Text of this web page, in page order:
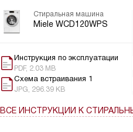
Стиральная машина
Miele WCD120WPS
Инструкция по эксплуатации
PDF, 2.03 MB
Схема встраивания 1
JPG, 296.39 KB
ВСЕ ИНСТРУКЦИИ К